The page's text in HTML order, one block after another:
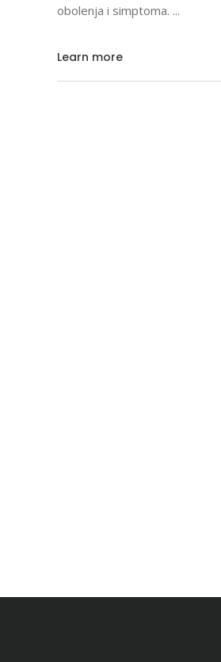
obolenja i simptoma.
Learn more